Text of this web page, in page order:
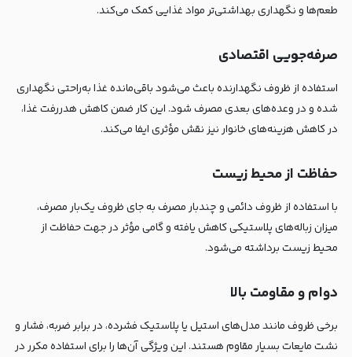
طعم‌ها و نگهداری بهداشتی‌تر مواد غذایی کمک می‌کند.
صرفه‌جویی اقتصادی
استفاده از ظروف نگهدارنده باعث می‌شود باقی‌مانده غذا به‌راحتی نگهداری
شده و در وعده‌های بعدی مصرف شود. این کار ضمن کاهش هدررفت غذا،
در کاهش هزینه‌های خانوار نیز نقش مؤثری ایفا می‌کند.
حفاظت از محیط زیست
با استفاده از ظروف دائمی و چندبار مصرف به جای ظروف یک‌بار مصرف،
میزان زباله‌های پلاستیکی کاهش یافته و گامی مؤثر در جهت حفاظت از
محیط زیست برداشته می‌شود.
دوام و مقاومت بالا
برخی ظروف مانند مدل‌های استیل یا پلاستیک فشرده، در برابر ضربه، فشار و
نشت مایعات بسیار مقاوم هستند. این ویژگی آن‌ها را برای استفاده مکرر در